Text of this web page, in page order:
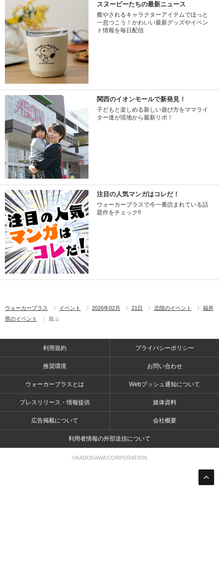
スヌーピーたちの最新ニュース
癒やされるキャラクターアイテムでほっと
一息つこう！かわいい最新グッズやイベン
ト情報を毎日配信
関西のイオンモールで新発見！
子どもと楽しめる新しい遊び方をママライ
ター達が現地から最新リポ！
注目の人気マンガはコレだ！
ウォーカープラスで今一番読まれている話
題作をチェック!!
ウォーカープラス イベント 2026年02月 21日 北陸のイベント
福井
県のイベント
遊ぶ
利用規約 プライバシーポリシー
推奨環境 お問い合わせ
ウォーカープラスとは Webプッシュ通知について
プレスリリース・情報提供 媒体資料
広告掲載について 会社概要
利用者情報の外部送信について
©KADOKAWA CORPORATION